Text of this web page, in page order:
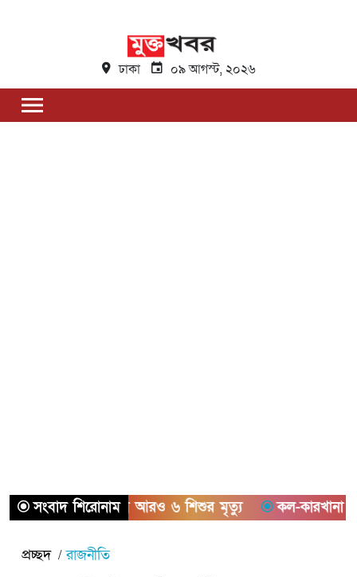
ঢাকা ০৯ আগস্ট, ২০২৬
সংবাদ শিরোনাম
উপসর্গ নিয়ে আরও ৬ শিশুর মৃত্যু কল-কারখানা স্থাপন করে
প্রচ্ছদ রাজনীতি